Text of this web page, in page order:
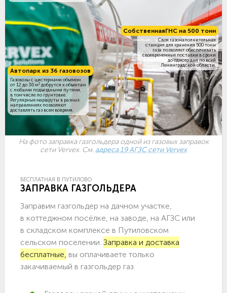
СобственнаяГНС на 500 тонн
Своя газонаполнительная
станция для хранения 500 тонн
газа позволяет обеспечивать
своевременные поставки в сроки
до одного дня по всей
Ленинградской области.
Автопарк из 36 газовозов
Газовозы с цистернами объемом
от 12 до 36 м3 добрутся к объектам
c любыми подъездными путями,
в том числе по грунтовке.
Регулярные маршруты в разных
направлениях позволяют
доставлять газ всем вовремя.
На фото заправка газгольдера одной из газовых заправок
сети Vervex. См. адреса 19 АГЗС сети Vervex
БЕСПЛАТНАЯ В ПУТИЛОВО
ЗАПРАВКА ГАЗГОЛЬДЕРА
Заправим газгольдер на дачном участке,
в коттеджном посёлке, на заводе, на АГЗС или
в складском комплексе в Путиловском
сельском поселении. Заправка и доставка
бесплатные, вы оплачиваете только
закачиваемый в газгольдер газ.